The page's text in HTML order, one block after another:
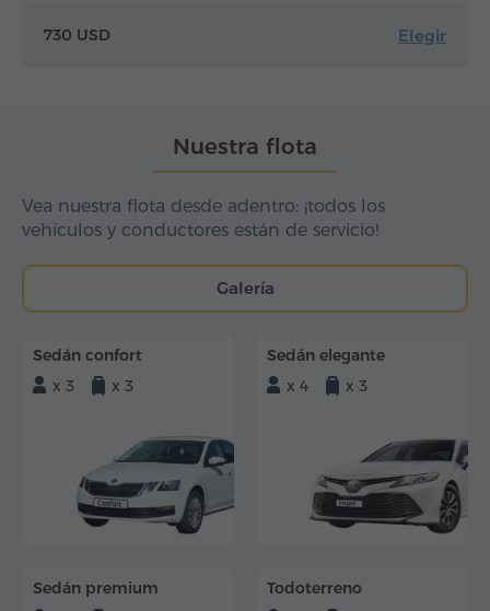
730 USD Elegir
Nuestra flota
Vea nuestra flota desde adentro: ¡todos los
vehículos y conductores están de servicio!
Galería
Sedán confort
x 3
x 3
Sedán elegante
x 4
x 3
Sedán premium
Todoterreno